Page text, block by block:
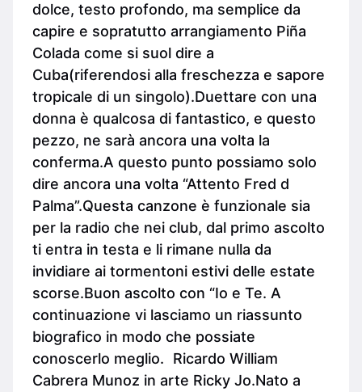
dolce, testo profondo, ma semplice da
capire e sopratutto arrangiamento Piña
Colada come si suol dire a
Cuba(riferendosi alla freschezza e sapore
tropicale di un singolo).Duettare con una
donna è qualcosa di fantastico, e questo
pezzo, ne sarà ancora una volta la
conferma.A questo punto possiamo solo
dire ancora una volta “Attento Fred d
Palma”.Questa canzone è funzionale sia
per la radio che nei club, dal primo ascolto
ti entra in testa e li rimane nulla da
invidiare ai tormentoni estivi delle estate
scorse.Buon ascolto con “Io e Te. A
continuazione vi lasciamo un riassunto
biografico in modo che possiate
conoscerlo meglio. Ricardo William
Cabrera Munoz in arte Ricky Jo.Nato a